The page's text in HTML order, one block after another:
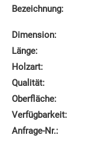
Bezeichnung:
Dimension:
Länge:
Holzart:
Qualität:
Oberfläche:
Verfügbarkeit:
Anfrage‑Nr.: